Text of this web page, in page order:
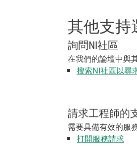
其他支持
詢問NI社區
在我們的論壇中與
搜索NI社區以尋
請求工程師的
需要具備有效的服
打開服務請求